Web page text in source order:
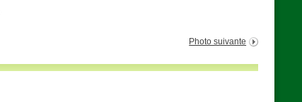
Photo suivante